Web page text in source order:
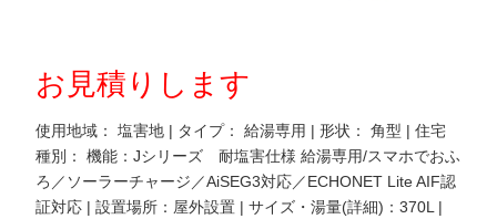
お見積りします
使用地域： 塩害地 | タイプ： 給湯専用 | 形状： 角型 | 住宅
種別： 機能：Jシリーズ 耐塩害仕様 給湯専用/スマホでおふ
ろ／ソーラーチャージ／AiSEG3対応／ECHONET Lite AIF認
証対応 | 設置場所：屋外設置 | サイズ・湯量(詳細)：370L |